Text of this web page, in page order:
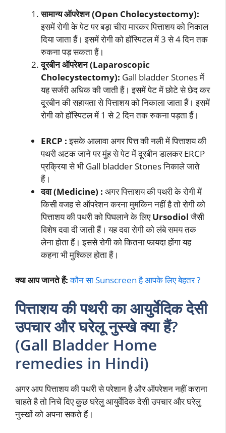
सामान्य ऑपरेशन (Open Cholecystectomy):
इसमें रोगी के पेट पर बड़ा चीरा मारकर पित्ताशय को निकाल
दिया जाता हैं। इसमें रोगी को हॉस्पिटल में 3 से 4 दिन तक
रुकना पड़ सकता हैं।
दूरबीन ऑपरेशन (Laparoscopic
Cholecystectomy): Gall bladder Stones में
यह सर्जरी अधिक की जाती हैं। इसमें पेट में छोटे से छेद कर
दूरबीन की सहायता से पित्ताशय को निकाला जाता हैं। इसमें
रोगी को हॉस्पिटल में 1 से 2 दिन तक रुकना पड़ता हैं।
ERCP :इसके आलावा अगर पित्त की नली में पित्ताशय की
पथरी अटक जाने पर मुंह से पेट में दूरबीन डालकर ERCP
प्रक्रिया से भी Gall bladder Stones निकाले जाते
हैं।
दवा (Medicine) : अगर पित्ताशय की पथरी के रोगी में
किसी वजह से ऑपरेशन करना मुमकिन नहीं है तो रोगी को
पित्ताशय की पथरी को पिघलाने के लिएUrsodiolजैसी
विशेष दवा दी जाती हैं। यह दवा रोगी को लंबे समय तक
लेना होता हैं। इससे रोगी को कितना फायदा होंगा यह
कहना भी मुश्किल होता हैं।
क्या आप जानते हैं: कौन सा Sunscreen है आपके लिए बेहतर ?
पित्ताशय की पथरी का आयुर्वेदिक देसी
उपचार और घरेलू नुस्खेक्या हैं?
(Gall Bladder Home
remedies in Hindi)
अगर आप पित्ताशय की पथरी से परेशान है और ऑपरेशन नहीं कराना
चाहते है तो निचे दिए कुछ घरेलु आयुर्वेदिक देसी उपचार और घरेलु
नुस्खों को अपना सकते हैं।